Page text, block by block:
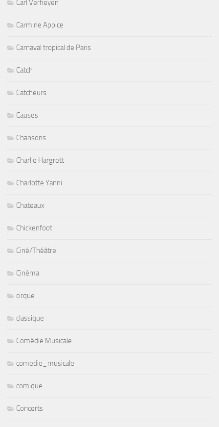
Carl Verheyen
Carmine Appice
Carnaval tropical de Paris
Catch
Catcheurs
Causes
Chansons
Charlie Hargrett
Charlotte Yanni
Chateaux
Chickenfoot
Ciné/Théâtre
Cinéma
cirque
classique
Comédie Musicale
comedie_musicale
comique
Concerts